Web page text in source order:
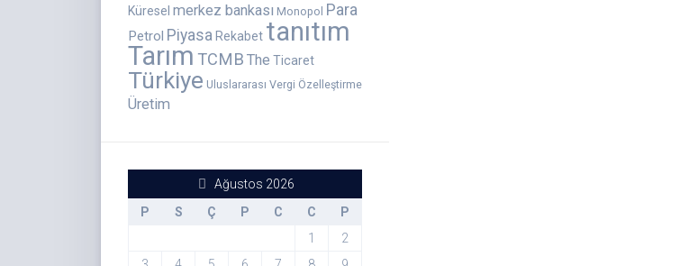
Küresel merkez bankası Monopol Para
Petrol Piyasa Rekabet tanıtım
Tarım TCMB The Ticaret
Türkiye Uluslararası Vergi Özelleştirme
Üretim
Ağustos 2026
P
S Ç P C C
P
1
2